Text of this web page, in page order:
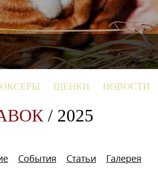
ЩЕНКИ НОВОСТИ
/ 2025
События Статьи Галерея